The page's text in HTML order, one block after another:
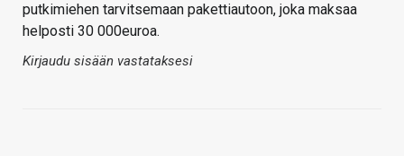
putkimiehen tarvitsemaan pakettiautoon, joka maksaa
helposti 30 000euroa.
Kirjaudu sisään vastataksesi